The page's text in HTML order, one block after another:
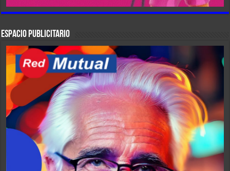
ESPACIO PUBLICITARIO